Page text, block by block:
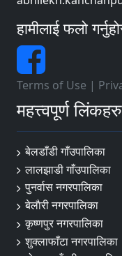
हामीलाई फलो
Terms of Use |
महत्त्वपूर्ण लिंकहरु
बेलडाँडी गाँउपालिका
लालझाडी गाँउपालिका
पुनर्वास नगरपालिका
बेलाैरी नगरपालिका
कृष्णपुर नगरपालिका
शुक्लाफाँटा नगरपालिका